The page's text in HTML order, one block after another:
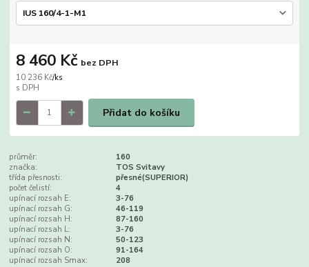
10 236 Kč/ks
8 460 Kč bez DPH
Přidat do košíku
průměr:
160
značka:
TOS Svitavy
třída přesnosti:
přesné(SUPERIOR)
počet čelistí:
4
upínací rozsah E:
3-76
upínací rozsah G:
46-119
upínací rozsah H:
87-160
upínací rozsah L:
3-76
upínací rozsah N:
50-123
upínací rozsah O:
91-164
upínací rozsah Smax:
208